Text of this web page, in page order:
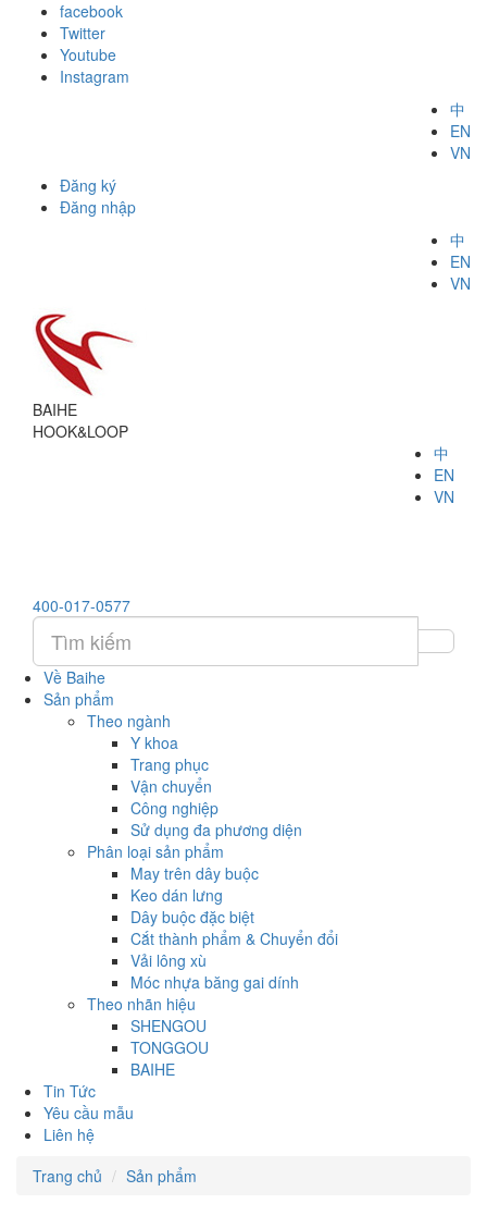
facebook
Twitter
Youtube
Instagram
中
EN
VN
Đăng ký
Đăng nhập
中
EN
VN
BAIHE
HOOK&LOOP
中
EN
VN
400-017-0577
Về Baihe
Sản phẩm
Theo ngành
Y khoa
Trang phục
Vận chuyển
Công nghiệp
Sử dụng đa phương diện
Phân loại sản phẩm
May trên dây buộc
Keo dán lưng
Dây buộc đặc biệt
Cắt thành phẩm & Chuyển đổi
Vải lông xù
Móc nhựa băng gai dính
Theo nhãn hiệu
SHENGOU
TONGGOU
BAIHE
Tin Tức
Yêu cầu mẫu
Liên hệ
Trang chủ
Sản phẩm